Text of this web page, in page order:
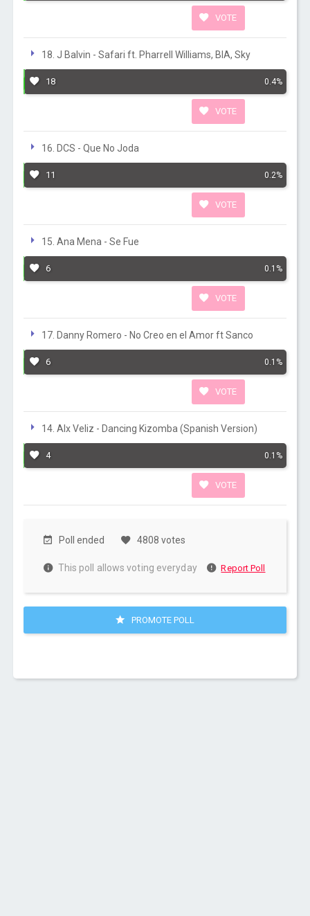
VOTE
18. J Balvin - Safari ft. Pharrell Williams, BIA, Sky
18 0.4%
VOTE
16. DCS - Que No Joda
11 0.2%
VOTE
15. Ana Mena - Se Fue
6 0.1%
VOTE
17. Danny Romero - No Creo en el Amor ft Sanco
6 0.1%
VOTE
14. Alx Veliz - Dancing Kizomba (Spanish Version)
4 0.1%
VOTE
Poll ended 4808 votes
This poll allows voting everyday Report Poll
PROMOTE POLL